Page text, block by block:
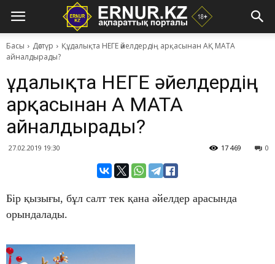
Басы Дәстүр
Құдалықта НЕГЕ әйелдердің арқасынан АҚ МАТА
айналдырады?
Құдалықта НЕГЕ әйелдердің
арқасынан АҚ МАТА
айналдырады?
27.02.2019 19:30 0
17 469
Бір қызығы, бұл салт тек қана әйелдер арасында
орындалады.